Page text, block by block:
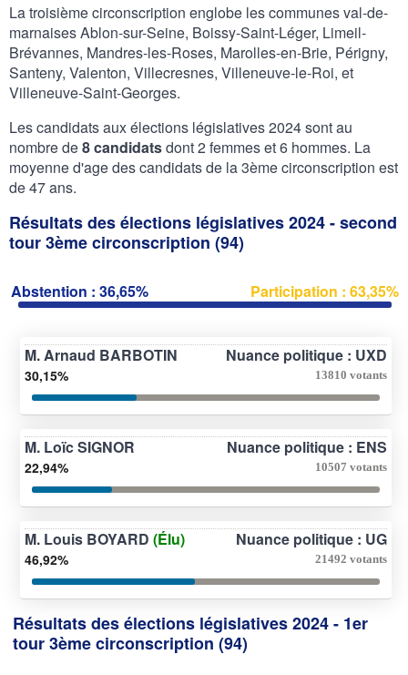
La troisième circonscription englobe les communes val-de-
marnaises Ablon-sur-Seine, Boissy-Saint-Léger, Limeil-
Brévannes, Mandres-les-Roses, Marolles-en-Brie, Périgny,
Santeny, Valenton, Villecresnes, Villeneuve-le-Roi, et
Villeneuve-Saint-Georges.
Les candidats aux élections législatives 2024 sont au
nombre de8 candidatsdont 2 femmes et 6 hommes. La
moyenne d'age des candidats de la 3ème circonscription est
de 47 ans.
Résultats des élections législatives 2024 - second
tour 3ème circonscription (94)
Abstention : 36,65% Participation : 63,35%
M. Arnaud BARBOTIN Nuance politique : UXD
30,15% 13810 votants
M. Loïc SIGNOR Nuance politique : ENS
22,94% 10507 votants
M. Louis BOYARD (Élu) Nuance politique : UG
46,92% 21492 votants
Résultats des élections législatives 2024 - 1er
tour 3ème circonscription (94)